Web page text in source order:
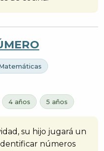
4 años 5 años
su hijo jugará un
números